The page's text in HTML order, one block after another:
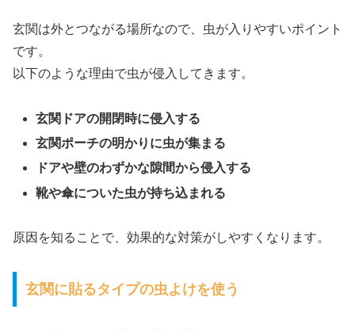
玄関は外とつながる場所なので、虫が入りやすいポイント
です。
以下のような理由で虫が侵入してきます。
玄関ドアの開閉時に侵入する
玄関ポーチの明かりに虫が集まる
ドアや壁のわずかな隙間から侵入する
靴や傘についた虫が持ち込まれる
原因を知ることで、効果的な対策がしやすくなります。
玄関に貼るタイプの虫よけを使う